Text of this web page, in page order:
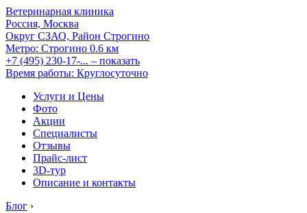
Ветеринарная клиника
Россия, Москва
Округ СЗАО, Район Строгино
Метро: Строгино 0.6 км
+7 (495) 230-17-... – показать
Время работы: Круглосуточно
Услуги и Цены
Фото
Акции
Специалисты
Отзывы
Прайс-лист
3D-тур
Описание и контакты
Блог ›